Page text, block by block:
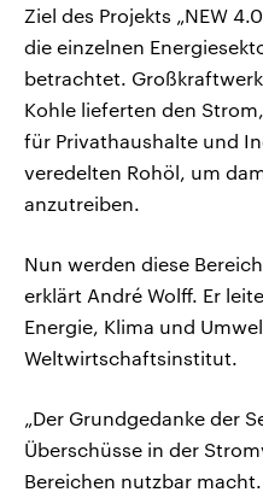
Ziel des Projekts „NEW
die einzelnen
betrachtet.
Kohle lieferten den
für Privathaushalte und
veredelten Rohöl, um
anzutreiben.
Nun werden diese
erklärt André Wolff. Er
Energie, Klima und
Weltwirtschaftsinstitut.
„Der Grundgedanke der
Überschüsse in der
Bereichen nutzbar